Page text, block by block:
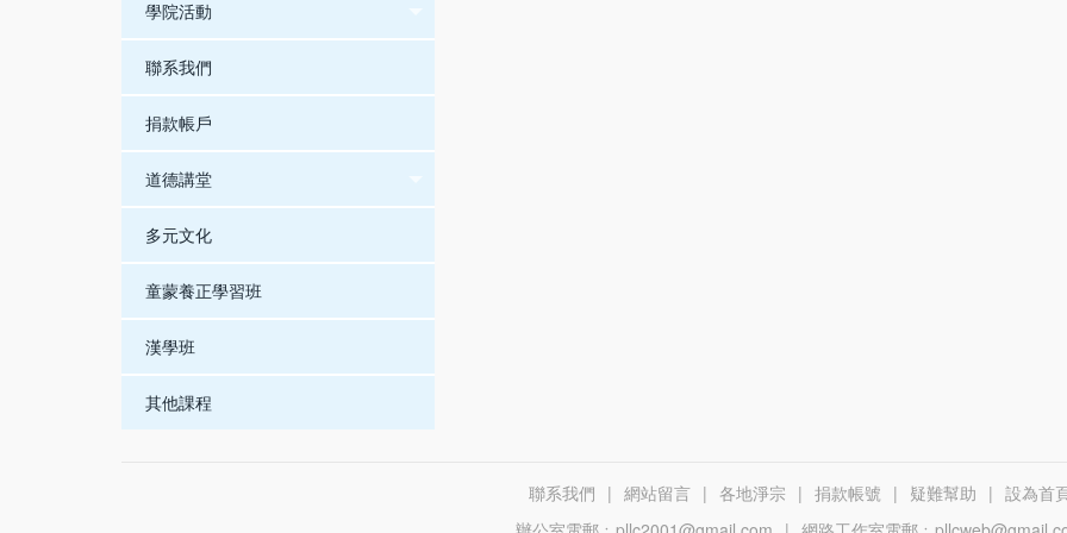
學院活動
聯系我們
捐款帳戶
道德講堂
多元文化
童蒙養正學習班
漢學班
其他課程
聯系我們 | 網站留言 | 各地淨宗 | 捐款帳號 | 疑難幫助 | 設為首